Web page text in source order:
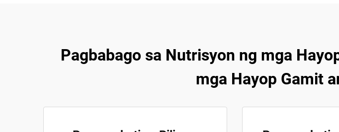
Pagbabago sa Nutrisyon ng mga
mga Hayop Gamit